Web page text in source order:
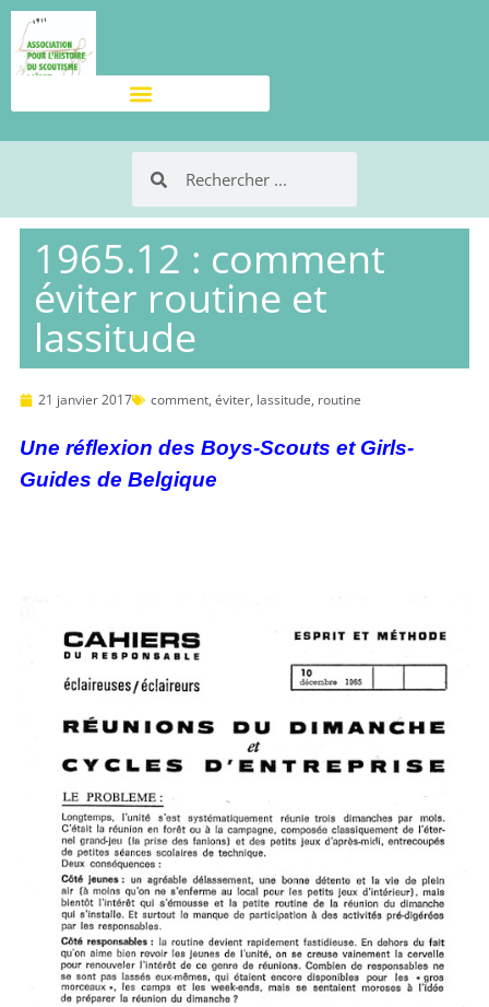
1965.12 : comment
éviter routine et
lassitude
21 janvier 2017 comment, éviter, lassitude, routine
Une réflexion des Boys-Scouts et Girls-
Guides de Belgique